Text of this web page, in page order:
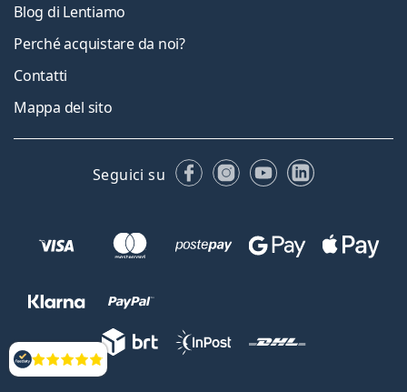
Valutazione
Blog di Lentiamo
Perché acquistare da noi?
Contatti
Mappa del sito
Seguici su FacebookInstagram
YouTubeLinkedIn